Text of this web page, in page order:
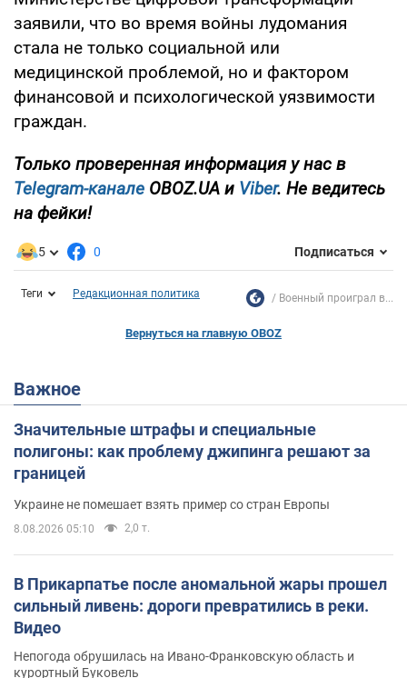
заявили, что во время войны лудомания
стала не только социальной или
медицинской проблемой, но и фактором
финансовой и психологической уязвимости
граждан.
Только проверенная информация у нас в
Telegram-канале OBOZ.UA и Viber. Не ведитесь
на фейки!
5 0 Подписаться
Теги Редакционная политика Военный проиграл в...
Вернуться на главную OBOZ
Важное
Значительные штрафы и специальные
полигоны: как проблему джипинга решают за
границей
Украине не помешает взять пример со стран Европы
8.08.2026 05:10 2,0 т.
В Прикарпатье после аномальной жары прошел
сильный ливень: дороги превратились в реки.
Видео
Непогода обрушилась на Ивано-Франковскую область и
курортный Буковель